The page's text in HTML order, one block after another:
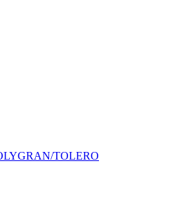
TOLERO